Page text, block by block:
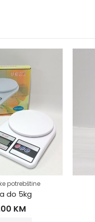
potrebštine
do 5kg
KM